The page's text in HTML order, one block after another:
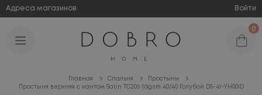
Адреса магазинов Войти
0
Главная Спальня
Простыни
Простыня верхняя с кантом Satin TC205 115gsm 40/40 Голубой DS-41-YH001D